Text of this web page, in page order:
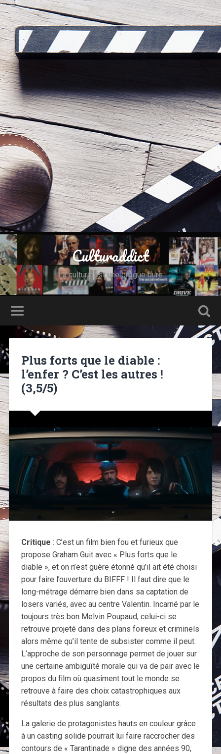
Culturaddict
La culture est une drogue dure
Plus forts que le diable :
l’enfer ? C’est les autres !
(3,5/5)
Critique : C’est un film bien fou et furieux que
propose Graham Guit avec « Plus forts que le
diable », et on n’est guère étonné qu’il ait été choisi
pour faire l’ouverture du BIFFF ! Il faut dire que le
long-métrage démarre bien dans sa captation de
losers variés, avec au centre Valentin. Incarné par le
toujours très bon Melvin Poupaud, celui-ci se
retrouve projeté dans des plans foireux et criminels
alors même qu’il tente de subsister comme il peut.
L’approche de son personnage permet de jouer sur
une certaine ambiguïté morale qui va de pair avec le
propos du film où quasiment tout le monde se
retrouve à faire des choix catastrophiques aux
résultats des plus sanglants.
La galerie de protagonistes hauts en couleur grâce
à un casting solide pourrait lui faire raccrocher des
contours de « Tarantinade » digne des années 90,